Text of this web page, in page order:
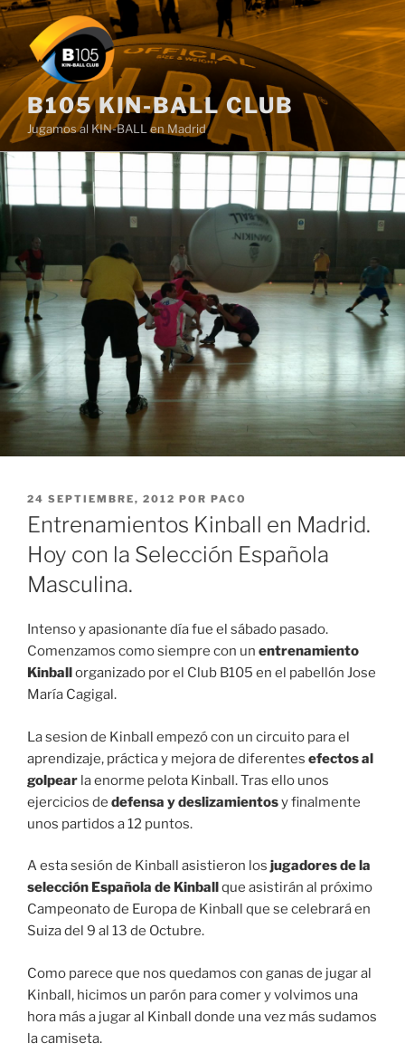
Saltar
al
contenido
B105 KIN-BALL CLUB
Jugamos al KIN-BALL en Madrid
PUBLICADO
EL
24 SEPTIEMBRE, 2012 POR PACO
Entrenamientos Kinball en Madrid.
Hoy con la Selección Española
Masculina.
Intenso y apasionante día fue el sábado pasado.
Comenzamos como siempre con un entrenamiento
Kinballorganizado por el Club B105 en el pabellón Jose
María Cagigal.
La sesion de Kinball empezó con un circuito para el
aprendizaje, práctica y mejora de diferentes efectos al
golpear la enorme pelota Kinball. Tras ello unos
ejercicios de defensa y deslizamientosy finalmente
unos partidos a 12 puntos.
A esta sesión de Kinball asistieron los jugadores de la
selección Española de Kinballque asistirán al próximo
Campeonato de Europa de Kinball que se celebrará en
Suiza del 9 al 13 de Octubre.
Como parece que nos quedamos con ganas de jugar al
Kinball, hicimos un parón para comer y volvimos una
hora más a jugar al Kinball donde una vez más sudamos
la camiseta.